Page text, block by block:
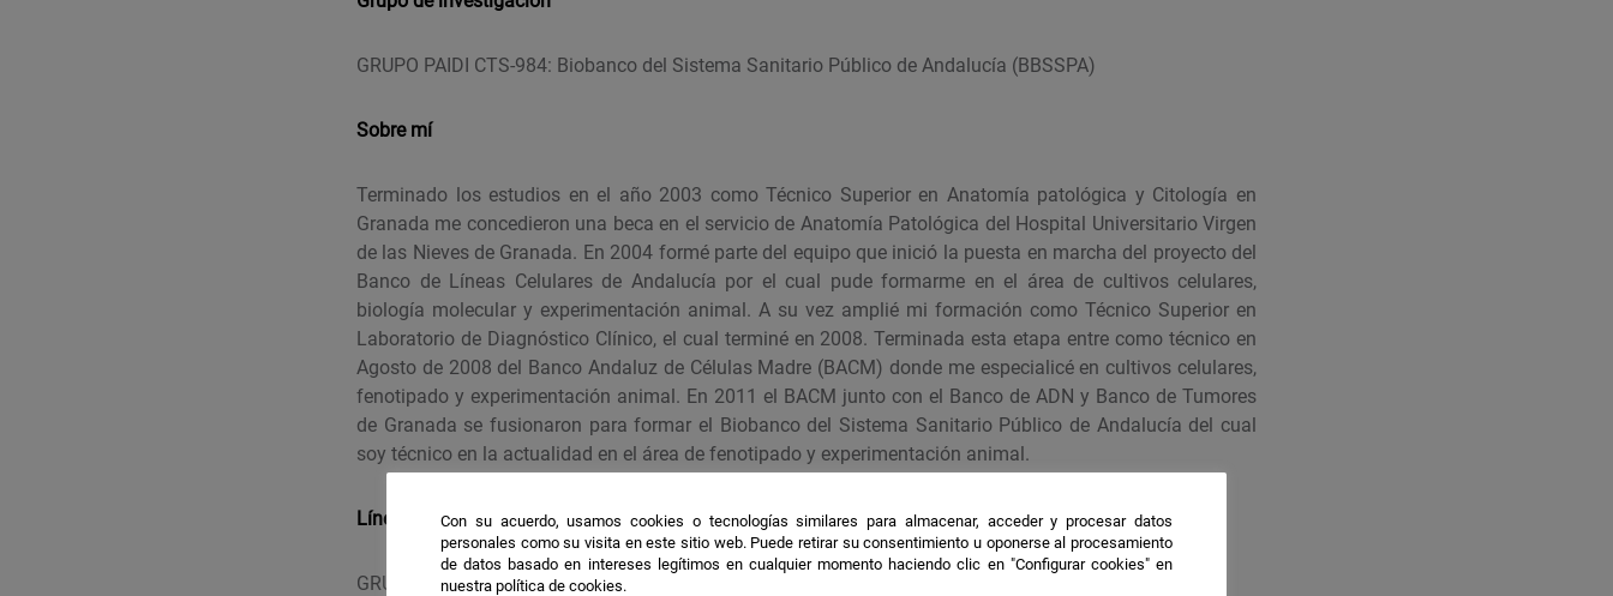
GRUPO PAIDI CTS-984: Biobanco del Sistema Sanitario Público de Andalucía (BBSSPA)
Sobre mí
Terminado los estudios en el año 2003 como Técnico Superior en Anatomía patológica y Citología en
Granada me concedieron una beca en el servicio de Anatomía Patológica del Hospital Universitario Virgen
de las Nieves de Granada. En 2004 formé parte del equipo que inició la puesta en marcha del proyecto del
Banco de Líneas Celulares de Andalucía por el cual pude formarme en el área de cultivos celulares,
biología molecular y experimentación animal. A su vez amplié mi formación como Técnico Superior en
Laboratorio de Diagnóstico Clínico, el cual terminé en 2008. Terminada esta etapa entre como técnico en
Agosto de 2008 del Banco Andaluz de Células Madre (BACM) donde me especialicé en cultivos celulares,
fenotipado y experimentación animal. En 2011 el BACM junto con el Banco de ADN y Banco de Tumores
de Granada se fusionaron para formar el Biobanco del Sistema Sanitario Público de Andalucía del cual
soy técnico en la actualidad en el área de fenotipado y experimentación animal.
Líneas de investigación
GRUPO PAIDI CTS-984: Biobanco del Sistema Sanitario Público de Andalucía (BBSSPA)
Con su acuerdo, usamos cookies o tecnologías similares para almacenar, acceder y procesar datos
personales como su visita en este sitio web. Puede retirar su consentimiento u oponerse al procesamiento
de datos basado en intereses legítimos en cualquier momento haciendo clic en "Configurar cookies" en
nuestra política de cookies.